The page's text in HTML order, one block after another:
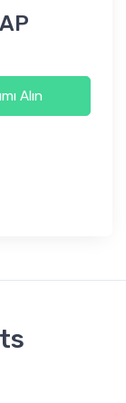
Alın